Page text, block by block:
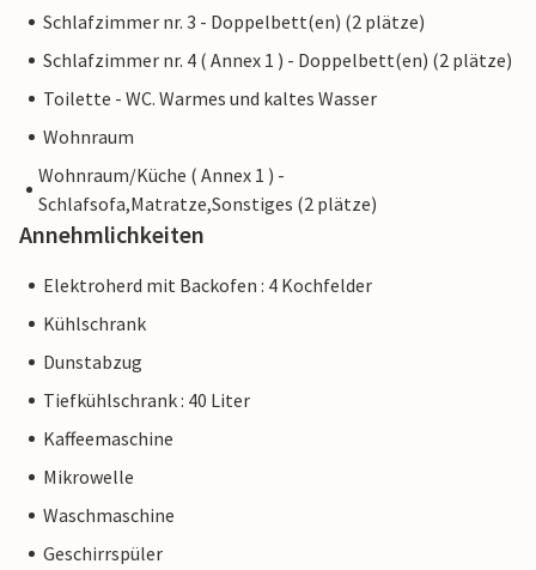
Schlafzimmer nr. 3 - Doppelbett(en) (2 plätze)
Schlafzimmer nr. 4 ( Annex 1 ) - Doppelbett(en) (2 plätze)
Toilette - WC. Warmes und kaltes Wasser
Wohnraum
Wohnraum/Küche ( Annex 1 ) -
Schlafsofa,Matratze,Sonstiges (2 plätze)
Annehmlichkeiten
Elektroherd mit Backofen : 4 Kochfelder
Kühlschrank
Dunstabzug
Tiefkühlschrank : 40 Liter
Kaffeemaschine
Mikrowelle
Waschmaschine
Geschirrspüler